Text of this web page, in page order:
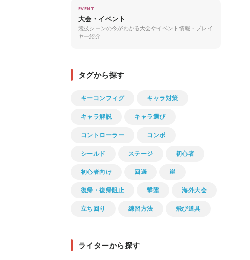
EVENT
大会・イベント
競技シーンの今がわかる大会やイベント情報・プレイ
ヤー紹介
タグから探す
キーコンフィグ キャラ対策
キャラ解説 キャラ選び
コントローラー コンボ
シールド ステージ 初心者
初心者向け 回避 崖
復帰・復帰阻止 撃墜 海外大会
立ち回り 練習方法 飛び道具
ライターから探す